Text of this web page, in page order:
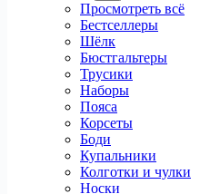
Просмотреть всё
Бестселлеры
Шёлк
Бюстгальтеры
Трусики
Наборы
Пояса
Корсеты
Боди
Купальники
Колготки и чулки
Носки